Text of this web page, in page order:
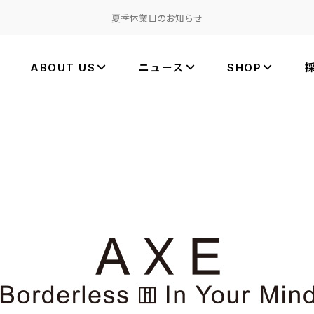
夏季休業日のお知らせ
ABOUT US ニュース SHOP